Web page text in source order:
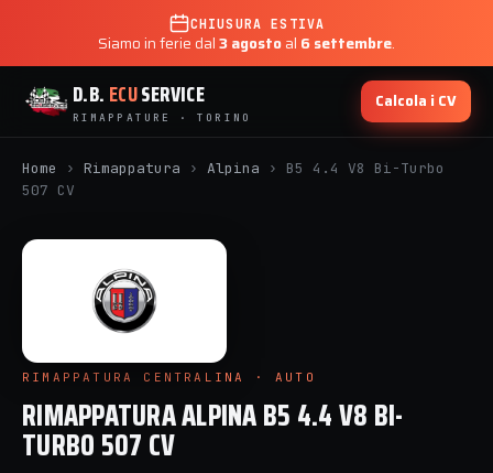
CHIUSURA ESTIVA
Siamo in ferie dal3 agostoal 6 settembre.
D.B. ECUSERVICE
RIMAPPATURE · TORINO
Calcola i CV
Home › Rimappatura › Alpina › B5 4.4 V8 Bi-Turbo
507 CV
RIMAPPATURA CENTRALINA · AUTO
RIMAPPATURA ALPINA B5 4.4 V8 BI-
TURBO 507 CV